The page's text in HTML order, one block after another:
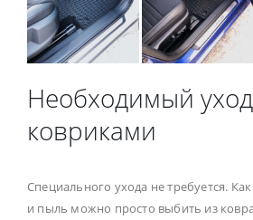
Необходимый уход
ковриками
Специального ухода не требуется.
и пыль можно просто выбить из